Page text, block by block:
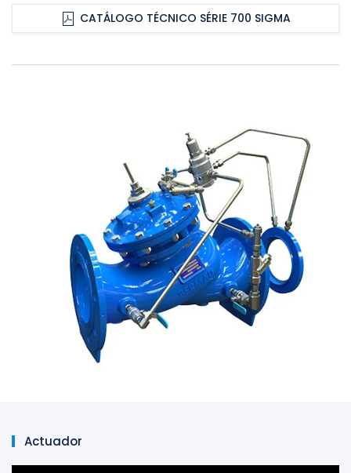
CATÁLOGO TÉCNICO SÉRIE 700 SIGMA
Actuador